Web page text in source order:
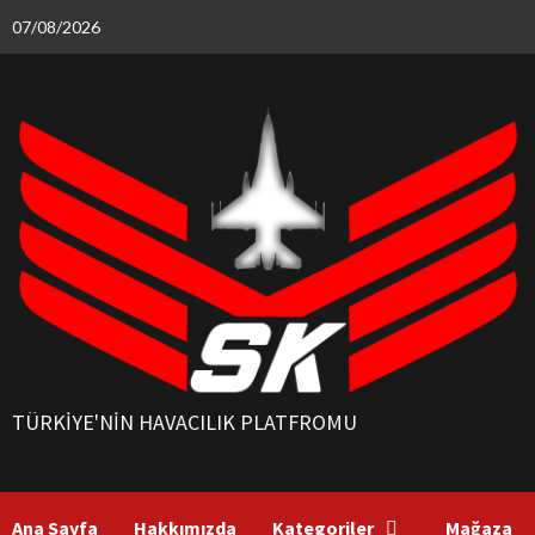
07/08/2026
TÜRKIYE'NIN HAVACILIK PLATFROMU
Ana Sayfa Hakkımızda Kategoriler Mağaza